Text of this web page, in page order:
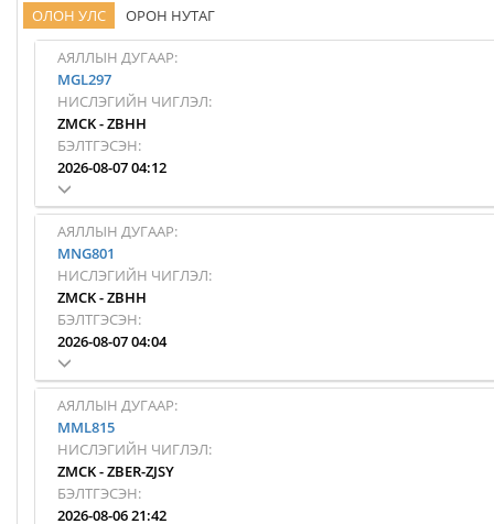
ОЛОН УЛС
ОРОН НУТАГ
АЯЛЛЫН ДУГААР:
MGL297
НИСЛЭГИЙН ЧИГЛЭЛ:
ZMCK-ZBHH
БЭЛТГЭСЭН:
2026-08-07 04:12
АЯЛЛЫН ДУГААР:
MNG801
НИСЛЭГИЙН ЧИГЛЭЛ:
ZMCK-ZBHH
БЭЛТГЭСЭН:
2026-08-07 04:04
АЯЛЛЫН ДУГААР:
MML815
НИСЛЭГИЙН ЧИГЛЭЛ:
ZMCK-ZBER-ZJSY
БЭЛТГЭСЭН:
2026-08-06 21:42